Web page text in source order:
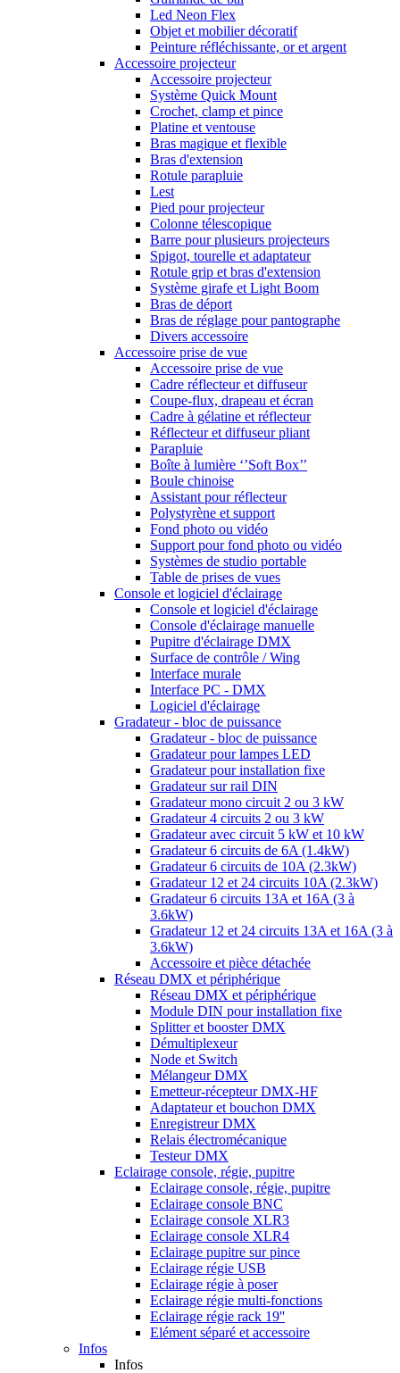
Led Neon Flex
Objet et mobilier décoratif
Peinture réfléchissante, or et argent
Accessoire projecteur
Accessoire projecteur
Système Quick Mount
Crochet, clamp et pince
Platine et ventouse
Bras magique et flexible
Bras d'extension
Rotule parapluie
Lest
Pied pour projecteur
Colonne télescopique
Barre pour plusieurs projecteurs
Spigot, tourelle et adaptateur
Rotule grip et bras d'extension
Système girafe et Light Boom
Bras de déport
Bras de réglage pour pantographe
Divers accessoire
Accessoire prise de vue
Accessoire prise de vue
Cadre réflecteur et diffuseur
Coupe-flux, drapeau et écran
Cadre à gélatine et réflecteur
Réflecteur et diffuseur pliant
Parapluie
Boîte à lumière ‘’Soft Box’’
Boule chinoise
Assistant pour réflecteur
Polystyrène et support
Fond photo ou vidéo
Support pour fond photo ou vidéo
Systèmes de studio portable
Table de prises de vues
Console et logiciel d'éclairage
Console et logiciel d'éclairage
Console d'éclairage manuelle
Pupitre d'éclairage DMX
Surface de contrôle / Wing
Interface murale
Interface PC - DMX
Logiciel d'éclairage
Gradateur - bloc de puissance
Gradateur - bloc de puissance
Gradateur pour lampes LED
Gradateur pour installation fixe
Gradateur sur rail DIN
Gradateur mono circuit 2 ou 3 kW
Gradateur 4 circuits 2 ou 3 kW
Gradateur avec circuit 5 kW et 10 kW
Gradateur 6 circuits de 6A (1.4kW)
Gradateur 6 circuits de 10A (2.3kW)
Gradateur 12 et 24 circuits 10A (2.3kW)
Gradateur 6 circuits 13A et 16A (3 à
3.6kW)
Gradateur 12 et 24 circuits 13A et 16A (3 à
3.6kW)
Accessoire et pièce détachée
Réseau DMX et périphérique
Réseau DMX et périphérique
Module DIN pour installation fixe
Splitter et booster DMX
Démultiplexeur
Node et Switch
Mélangeur DMX
Emetteur-récepteur DMX-HF
Adaptateur et bouchon DMX
Enregistreur DMX
Relais électromécanique
Testeur DMX
Eclairage console, régie, pupitre
Eclairage console, régie, pupitre
Eclairage console BNC
Eclairage console XLR3
Eclairage console XLR4
Eclairage pupitre sur pince
Eclairage régie USB
Eclairage régie à poser
Eclairage régie multi-fonctions
Eclairage régie rack 19''
Elément séparé et accessoire
Infos
Infos